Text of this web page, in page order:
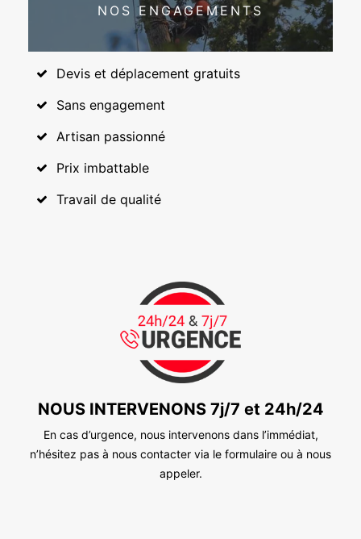
NOS ENGAGEMENTS
Devis et déplacement gratuits
Sans engagement
Artisan passionné
Prix imbattable
Travail de qualité
NOUS INTERVENONS 7j/7 et 24h/24
En cas d’urgence, nous intervenons dans l’immédiat,
n’hésitez pas à nous contacter via le formulaire ou à nous
appeler.